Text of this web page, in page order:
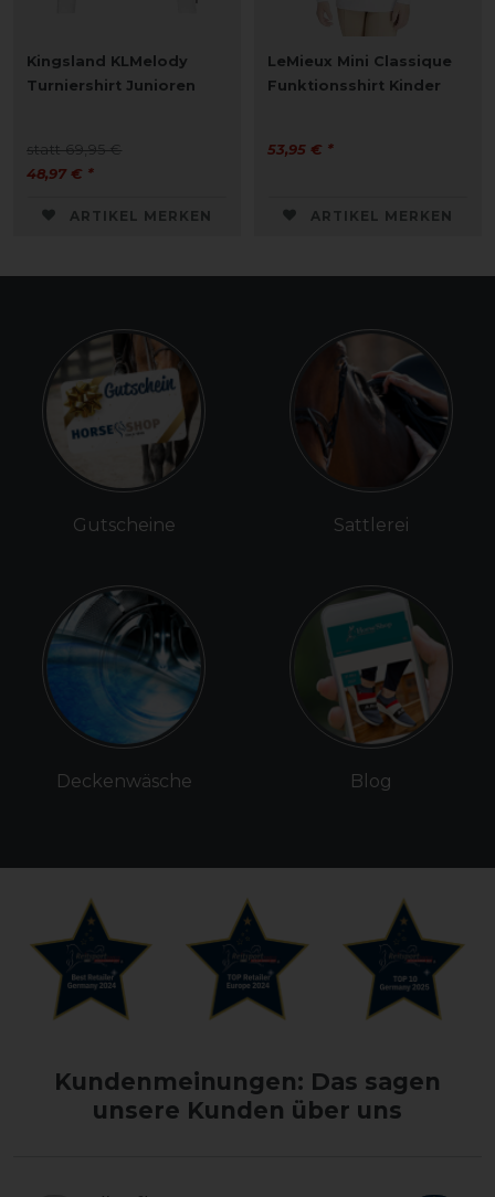
Kingsland KLMelody
Turniershirt Junioren
statt 69,95 €
48,97 € *
ARTIKEL MERKEN
LeMieux Mini Classique
Funktionsshirt Kinder
53,95 € *
ARTIKEL MERKEN
Gutscheine
Deckenwäsche
Sattlerei
Blog
Kundenmeinungen: Das sagen
unsere Kunden über uns